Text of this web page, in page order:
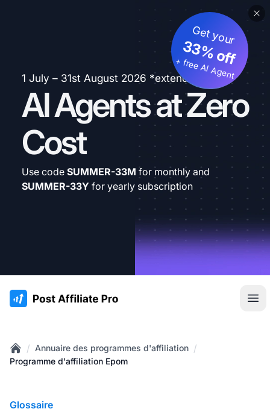
1 July – 31st August 2026 *extended
AI Agents at Zero
Cost
Get your
33% off
+ free AI Agent
Use code SUMMER-33M for monthly and
SUMMER-33Y for yearly subscription
:site.title
Home
/ Annuaire des programmes d'affiliation /
Programme d'affiliation Epom
Glossaire